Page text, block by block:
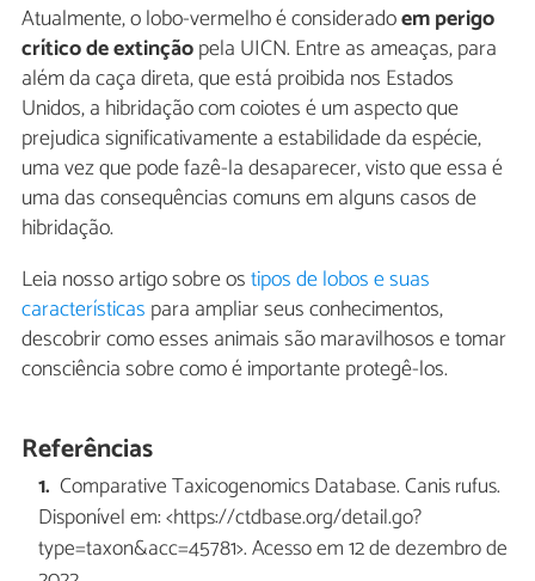
Atualmente, o lobo-vermelho é consideradoem perigo
crítico de extinçãopela UICN. Entre as ameaças, para
além da caça direta, que está proibida nos Estados
Unidos, a hibridação com coiotes é um aspecto que
prejudica significativamente a estabilidade da espécie,
uma vez que pode fazê-la desaparecer, visto que essa é
uma das consequências comuns em alguns casos de
hibridação.
Leia nosso artigo sobre ostipos de lobos e suas
características para ampliar seus conhecimentos,
descobrir como esses animais são maravilhosos e tomar
consciência sobre como é importante protegê-los.
Referências
Comparative Taxicogenomics Database. Canis rufus.
Disponível em: <https://ctdbase.org/detail.go?
type=taxon&acc=45781>. Acesso em 12 de dezembro de